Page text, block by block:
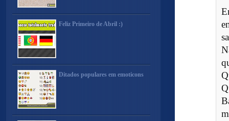
Feliz Primeiro de Abril :)
Ditados populares em emoticons